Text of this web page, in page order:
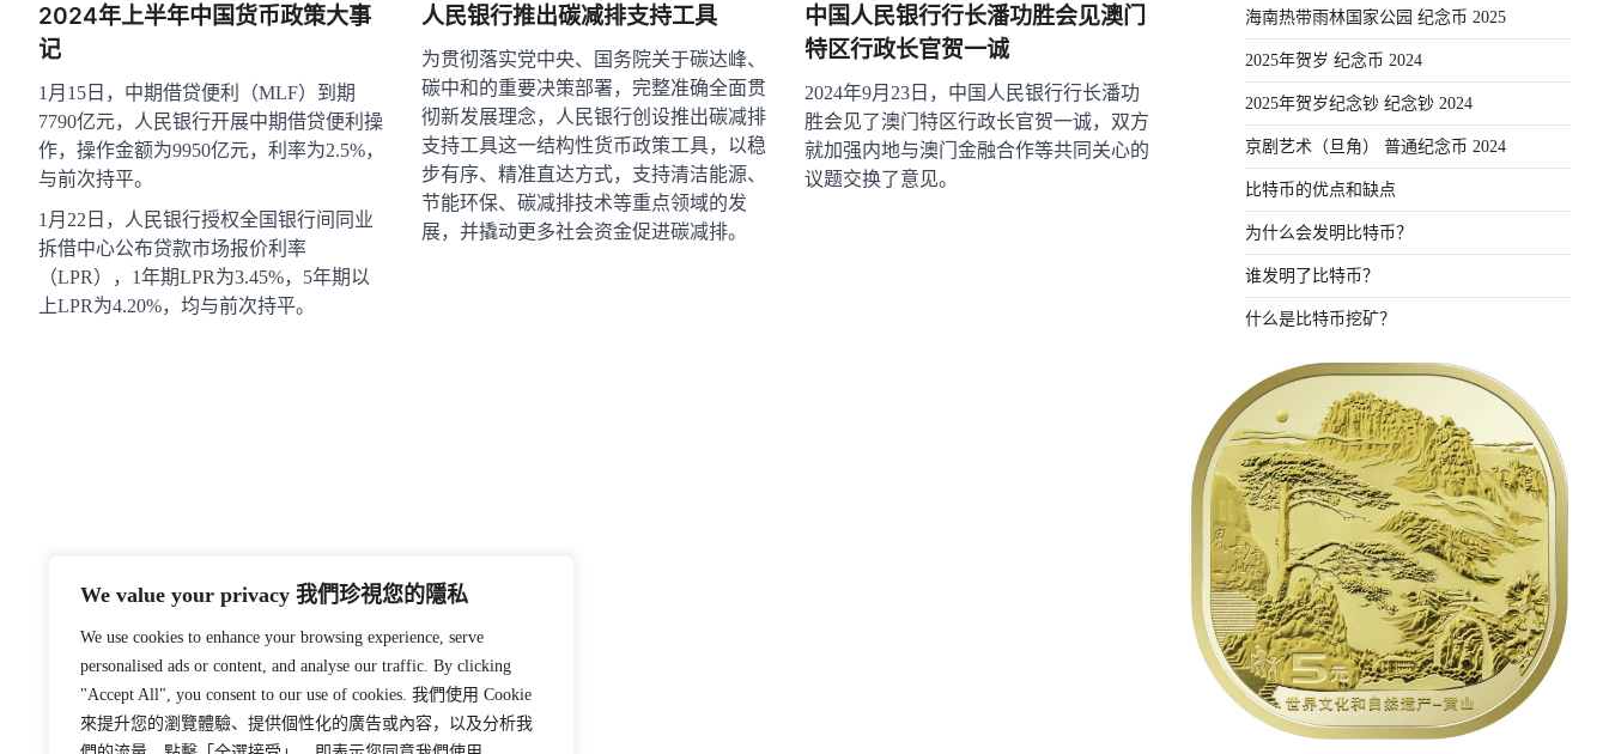
We value your privacy 我們珍視您的隱私
We use cookies to enhance your browsing experience, serve
personalised ads or content, and analyse our traffic. By clicking
"Accept All", you consent to our use of cookies. 我們使用 Cookie
來提升您的瀏覽體驗、提供個性化的廣告或內容，以及分析我
航
2024年上半年中国货币政策大事
记
1月15日，中期借贷便利（MLF）到期
7790亿元，人民银行开展中期借贷便利操
作，操作金额为9950亿元，利率为2.5%，
与前次持平。
1月22日，人民银行授权全国银行间同业
拆借中心公布贷款市场报价利率
（LPR），1年期LPR为3.45%，5年期以
上LPR为4.20%，均与前次持平。
人民银行推出碳减排支持工具
为贯彻落实党中央、国务院关于碳达峰、
碳中和的重要决策部署，完整准确全面贯
彻新发展理念，人民银行创设推出碳减排
支持工具这一结构性货币政策工具，以稳
步有序、精准直达方式，支持清洁能源、
节能环保、碳减排技术等重点领域的发
展，并撬动更多社会资金促进碳减排。
中国人民银行行长潘功胜会见澳门
特区行政长官贺一诚
2024年9月23日，中国人民银行行长潘功
胜会见了澳门特区行政长官贺一诚，双方
就加强内地与澳门金融合作等共同关心的
议题交换了意见。
海南热带雨林国家公园 纪念币 2025
2025年贺岁 纪念币 2024
2025年贺岁纪念钞 纪念钞 2024
京剧艺术（旦角） 普通纪念币 2024
比特币的优点和缺点
为什么会发明比特币？
谁发明了比特币？
什么是比特币挖矿？